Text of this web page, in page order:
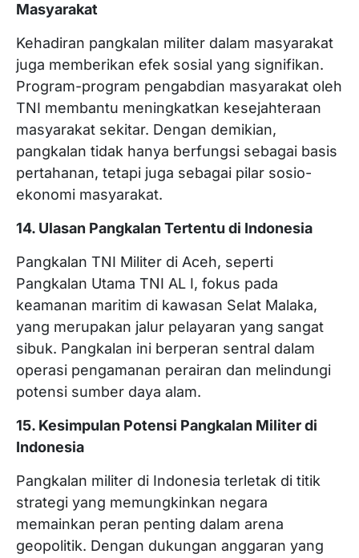
Masyarakat
Kehadiran pangkalan militer dalam masyarakat
juga memberikan efek sosial yang signifikan.
Program-program pengabdian masyarakat oleh
TNI membantu meningkatkan kesejahteraan
masyarakat sekitar. Dengan demikian,
pangkalan tidak hanya berfungsi sebagai basis
pertahanan, tetapi juga sebagai pilar sosio-
ekonomi masyarakat.
14. Ulasan Pangkalan Tertentu di Indonesia
Pangkalan TNI Militer di Aceh, seperti
Pangkalan Utama TNI AL I, fokus pada
keamanan maritim di kawasan Selat Malaka,
yang merupakan jalur pelayaran yang sangat
sibuk. Pangkalan ini berperan sentral dalam
operasi pengamanan perairan dan melindungi
potensi sumber daya alam.
15. Kesimpulan Potensi Pangkalan Militer di
Indonesia
Pangkalan militer di Indonesia terletak di titik
strategi yang memungkinkan negara
memainkan peran penting dalam arena
geopolitik. Dengan dukungan anggaran yang